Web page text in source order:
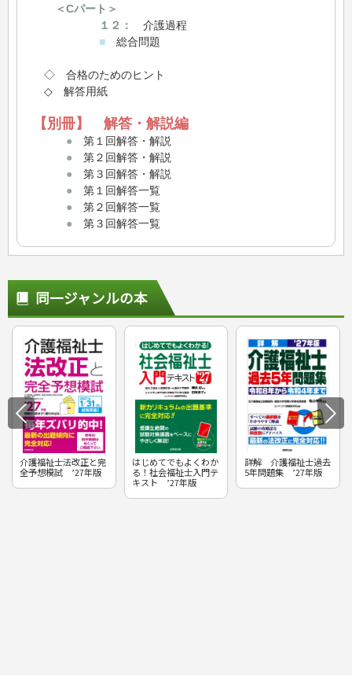
＜Cパート＞
１２：
介護過程
■ 総合問題
◇ 合格のためのヒント
◇ 解答用紙
【別冊】 解答・解説編
● 第１回解答・解説
● 第２回解答・解説
● 第３回解答・解説
● 第１回解答一覧
● 第２回解答一覧
● 第３回解答一覧
同一ジャンルの本
介護福祉士法改正と完
全予想模試 ’27年版
はじめてでもよくわか
る！社会福祉士入門テ
キスト ’27年版
詳解 介護福祉士過去
5年問題集 ’27年版